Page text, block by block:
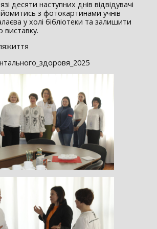
наступних днів відвідувачі
з фотокартинами учнів
у холі бібліотеки та залишити
виставку.